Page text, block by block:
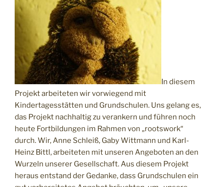
In diesem
Projekt arbeiteten wir vorwiegend mit
Kindertagesstätten und Grundschulen. Uns gelang es,
das Projekt nachhaltig zu verankern und führen noch
heute Fortbildungen im Rahmen von „rootswork“
durch. Wir, Anne Schleiß, Gaby Wittmann und Karl-
Heinz Bittl, arbeiteten mit unseren Angeboten an den
Wurzeln unserer Gesellschaft. Aus diesem Projekt
heraus entstand der Gedanke, dass Grundschulen ein